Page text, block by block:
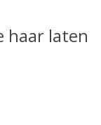
haar laten